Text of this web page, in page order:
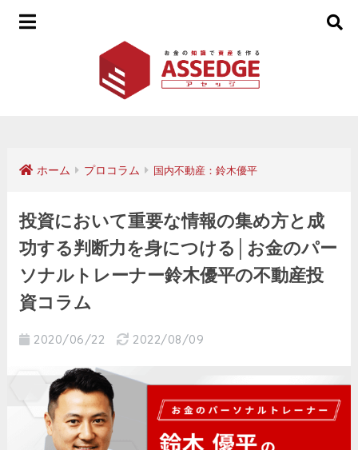
ホーム プロコラム 国内不動産：鈴木優平
投資において重要な情報の集め方と成
功する判断力を身につける│お金のパー
ソナルトレーナー鈴木優平の不動産投
資コラム
2020/06/22 2022/08/09